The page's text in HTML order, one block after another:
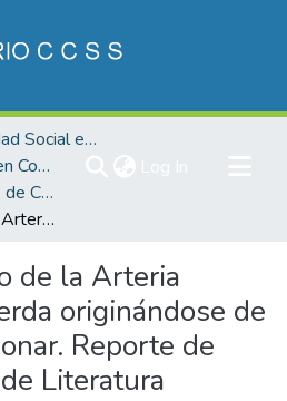
Salud y Seguridad Social en Costa Rica
Revistas Nacionales en Costa Rica
Revista Costarricense de Cardiología
Origen anómalo de la Arteria Coronaria Izquierda originándose de la Arteria Pulmonar. Reporte de caso y revisión de Literatura
de la Arteria
originándose de
Reporte de
Literatura